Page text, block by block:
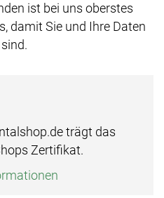
ist bei uns oberstes
damit Sie und Ihre Daten
trägt das
Zertifikat.